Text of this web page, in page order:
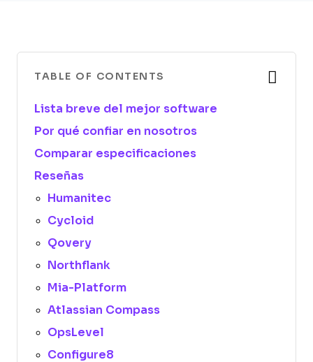
TABLE OF CONTENTS
Lista breve del mejor software
Por qué confiar en nosotros
Comparar especificaciones
Reseñas
Humanitec
Cycloid
Qovery
Northflank
Mia-Platform
Atlassian Compass
OpsLevel
Configure8